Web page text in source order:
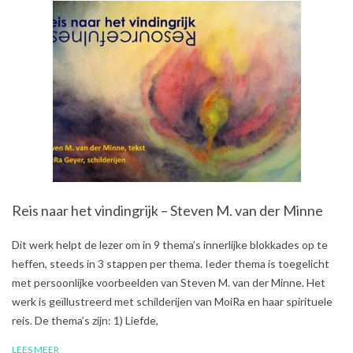
Reis naar het vindingrijk – Steven M. van der Minne
2019-
02-
Dit werk helpt de lezer om in 9 thema’s innerlijke blokkades op te
heffen, steeds in 3 stappen per thema. Ieder thema is toegelicht
met persoonlijke voorbeelden van Steven M. van der Minne. Het
werk is geïllustreerd met schilderijen van MoiRa en haar spirituele
reis. De thema’s zijn: 1) Liefde,
LEES MEER